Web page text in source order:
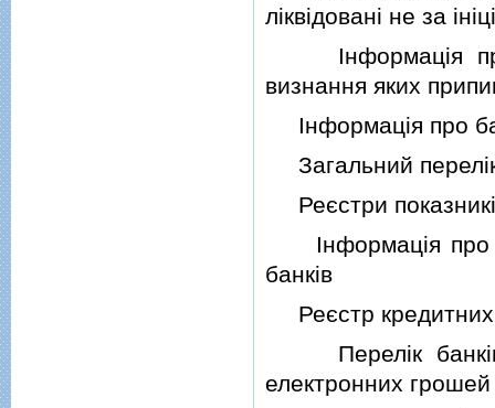
лiквiдованi не за
Iнформацiя про
визнання яких
Iнформацiя про
Загальний перелiк
Реєстри
Iнформацiя про
банкiв
Реєстр кредитних
Перелiк банкiв
електронних грошей